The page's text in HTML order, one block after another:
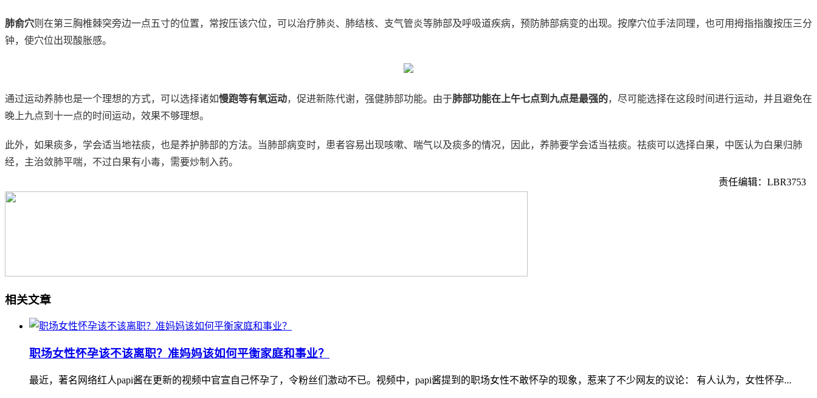
肺俞穴则在第三胸椎棘突旁边一点五寸的位置，常按压该穴位，可以治疗肺炎、肺结核、支气管炎等肺部及呼吸道疾病，预防肺部病变的出现。按摩穴位手法同理，也可用拇指指腹按压三分
钟，使穴位出现酸胀感。
通过运动养肺也是一个理想的方式，可以选择诸如慢跑等有氧运动，促进新陈代谢，强健肺部功能。由于肺部功能在上午七点到九点是最强的，尽可能选择在这段时间进行运动，并且避免在
晚上九点到十一点的时间运动，效果不够理想。
此外，如果痰多，学会适当地祛痰，也是养护肺部的方法。当肺部病变时，患者容易出现咳嗽、喘气以及痰多的情况，因此，养肺要学会适当祛痰。祛痰可以选择白果，中医认为白果归肺
经，主治敛肺平喘，不过白果有小毒，需要炒制入药。
责任编辑：LBR3753
相关文章
职场女性怀孕该不该离职？准妈妈该如何平衡家庭和事业？
最近，著名网络红人papi酱在更新的视频中官宣自己怀孕了，令粉丝们激动不已。视频中，papi酱提到的职场女性不敢怀孕的现象，惹来了不少网友的议论： 有人认为，女性怀孕...